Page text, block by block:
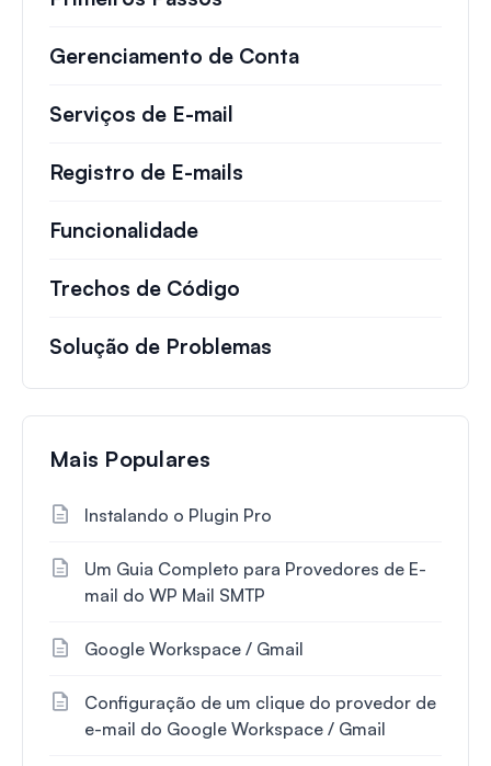
Gerenciamento de Conta
Serviços de E-mail
Registro de E-mails
Funcionalidade
Trechos de Código
Solução de Problemas
Mais Populares
Instalando o Plugin Pro
Um Guia Completo para Provedores de E-
mail do WP Mail SMTP
Google Workspace / Gmail
Configuração de um clique do provedor de
e-mail do Google Workspace / Gmail